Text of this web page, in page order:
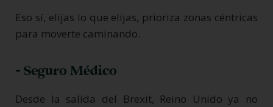
Eso sí, elijas lo que elijas, prioriza zonas céntricas
para moverte caminando.
- Seguro Médico
Desde la salida del Brexit, Reino Unido ya no